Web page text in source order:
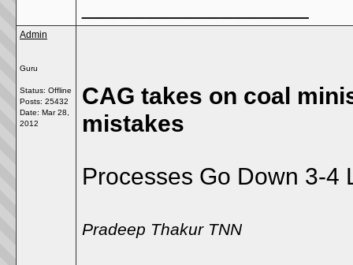
Admin
Guru
Status: Offline
Posts: 25432
Date: Mar 28,
2012
CAG takes on coal
mistakes
Processes Go Down 3-4
Pradeep Thakur TNN